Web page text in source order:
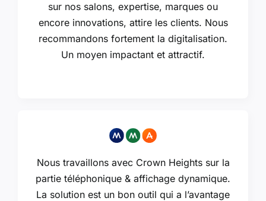
sur nos salons, expertise, marques ou
encore innovations, attire les clients. Nous
recommandons fortement la digitalisation.
Un moyen impactant et attractif.
Nous travaillons avec Crown Heights sur la
partie téléphonique & affichage dynamique.
La solution est un bon outil qui a l’avantage